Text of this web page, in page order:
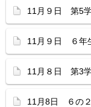
11月９日 第5
11月９日 ６年
11月８日 第3
11月8日 ６の